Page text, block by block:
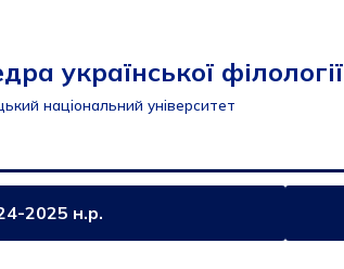
української філології
національний університет
2025 н.р.